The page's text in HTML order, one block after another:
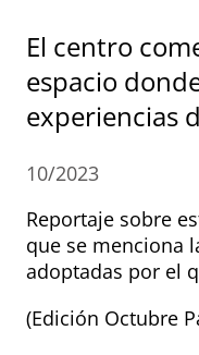
El centro
espacio
experiencias
10/2023
Reportaje sobre
que se menciona
adoptadas por el
(Edición Octubre